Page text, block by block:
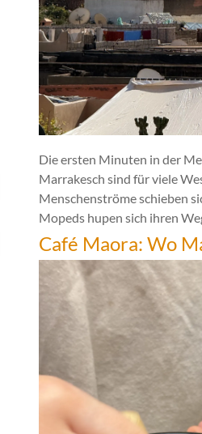
Die ersten Minuten in der
Marrakesch sind für viele
Menschenströme schieben
Mopeds hupen sich ihren
Café Maora: Wo